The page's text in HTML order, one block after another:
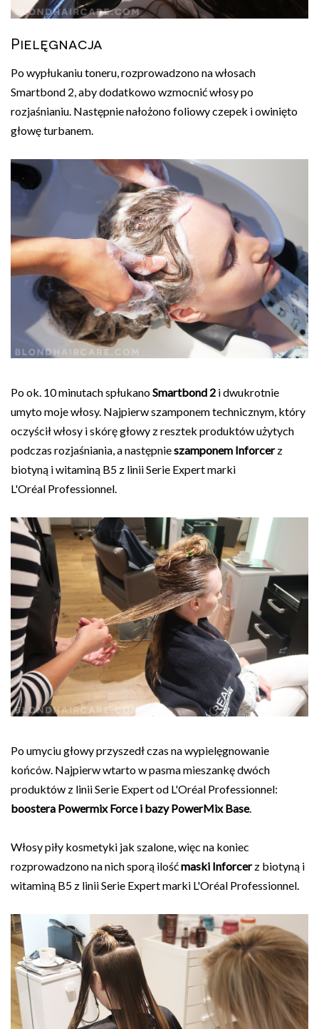
Pielęgnacja
Po wypłukaniu toneru, rozprowadzono na włosach
Smartbond 2, aby dodatkowo wzmocnić włosy po
rozjaśnianiu. Następnie nałożono foliowy czepek i owinięto
głowę turbanem.
Po ok. 10 minutach spłukanoSmartbond 2 i dwukrotnie
umyto moje włosy. Najpierw szamponem technicznym, który
oczyścił włosy i skórę głowy z resztek produktów użytych
podczas rozjaśniania, a następnieszamponem Inforcerz
biotyną i witaminą B5 z linii Serie Expert marki
L'Oréal Professionnel.
Po umyciu głowy przyszedł czas na wypielęgnowanie
końców. Najpierw wtarto w pasma mieszankę dwóch
produktów z linii Serie Expert od L'Oréal Professionnel:
boostera Powermix Force i bazy PowerMix Base.
Włosy piły kosmetyki jak szalone, więc na koniec
rozprowadzono na nich sporą ilośćmaski Inforcerz biotyną i
witaminą B5 z linii Serie Expert marki L'Oréal Professionnel.